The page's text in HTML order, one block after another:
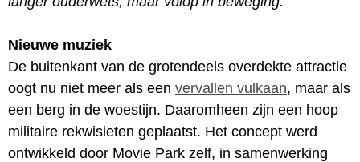
Nieuwe muziek
De buitenkant van de grotendeels overdekte attractie
oogt nu niet meer als een vervallen vulkaan, maar als
een berg in de woestijn. Daaromheen zijn een hoop
militaire rekwisieten geplaatst. Het concept werd
ontwikkeld door Movie Park zelf, in samenwerking